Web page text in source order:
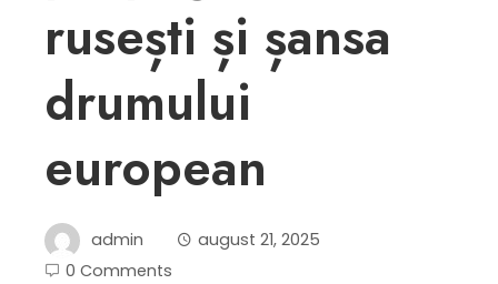
rusești și șansa
drumului
european
admin
august 21, 2025
0 Comments